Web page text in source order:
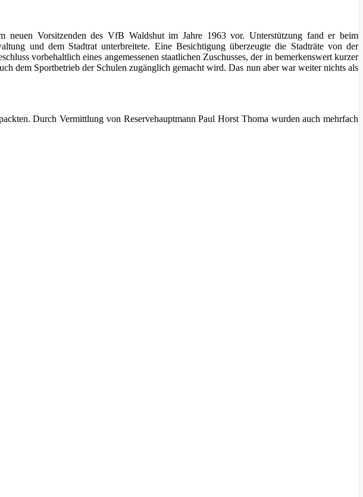
neuen Vorsitzenden des VfB Waldshut im Jahre 1963 vor. Unterstützung fand er beim
und dem Stadtrat unterbreitete. Eine Besichtigung überzeugte die Stadträte von der
vorbehaltlich eines angemessenen staatlichen Zuschusses, der in bemerkenswert kurzer
dem Sportbetrieb der Schulen zugänglich gemacht wird. Das nun aber war weiter nichts als
Durch Vermittlung von Reservehauptmann Paul Horst Thoma wurden auch mehrfach